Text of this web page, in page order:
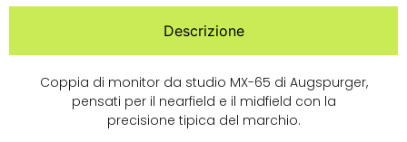
Descrizione
Coppia di monitor da studio MX-65 di Augspurger,
pensati per il nearfield e il midfield con la
precisione tipica del marchio.